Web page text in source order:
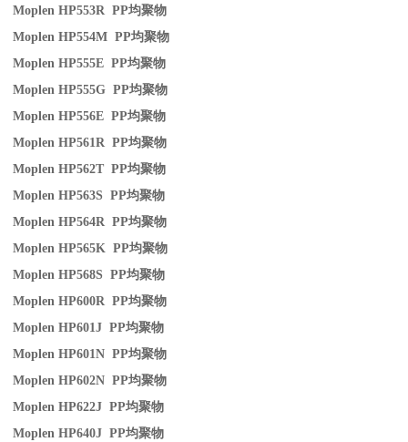
Moplen HP553R PP均聚物
Moplen HP554M PP均聚物
Moplen HP555E PP均聚物
Moplen HP555G PP均聚物
Moplen HP556E PP均聚物
Moplen HP561R PP均聚物
Moplen HP562T PP均聚物
Moplen HP563S PP均聚物
Moplen HP564R PP均聚物
Moplen HP565K PP均聚物
Moplen HP568S PP均聚物
Moplen HP600R PP均聚物
Moplen HP601J PP均聚物
Moplen HP601N PP均聚物
Moplen HP602N PP均聚物
Moplen HP622J PP均聚物
Moplen HP640J PP均聚物